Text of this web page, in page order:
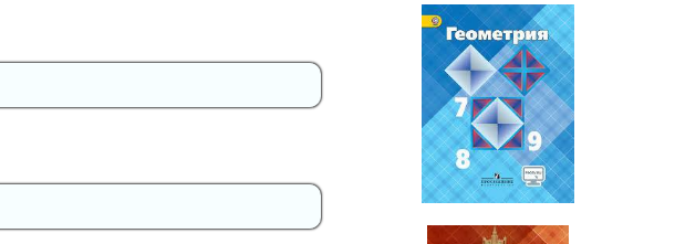
Геометрия
7-9 класс